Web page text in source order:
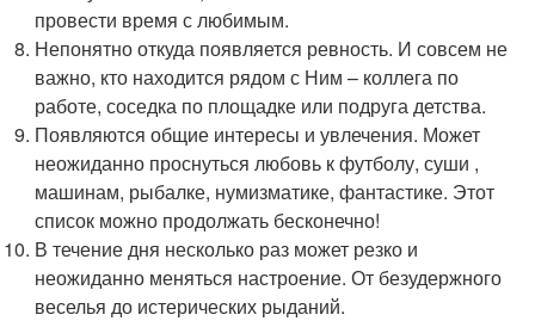
провести время с любимым.
Непонятно откуда появляется ревность. И совсем не
важно, кто находится рядом с Ним – коллега по
работе, соседка по площадке или подруга детства.
Появляются общие интересы и увлечения. Может
неожиданно проснуться любовь к футболу, суши ,
машинам, рыбалке, нумизматике, фантастике. Этот
список можно продолжать бесконечно!
В течение дня несколько раз может резко и
неожиданно меняться настроение. От безудержного
веселья до истерических рыданий.